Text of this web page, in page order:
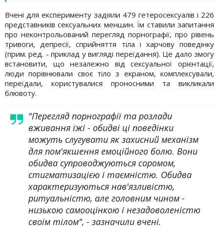
Вчені для експерименту задіяли 479 гетеросексуалів і 226
представників сексуальних меншин. Їм ставили запитання
про неконтрольований перегляд порнографії, про рівень
тривоги, депресії, сприйняття тіла і харчову поведінку
(прим. ред. - приклад у вигляді переїдання). Це дало змогу
встановити, що незалежно від сексуальної орієнтації,
люди порівнювали своє тіло з екраном, комплексували,
переїдали, користувалися проносними та викликали
блювоту.
"Перегляд порнографії та розлади
вживання їжі - обидві ці поведінки
можуть слугувати як захисний механізм
для пом'якшення емоційного болю. Вони
обидва супроводжуються соромом,
стигматизацією і таємністю. Обидва
характеризуються нав'язливістю,
ритуальністю, але головним чином -
низькою самооцінкою і незадоволеністю
своїм тілом", - зазначили вчені.